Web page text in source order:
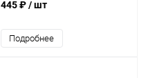
445 ₽/ шт
Подробнее